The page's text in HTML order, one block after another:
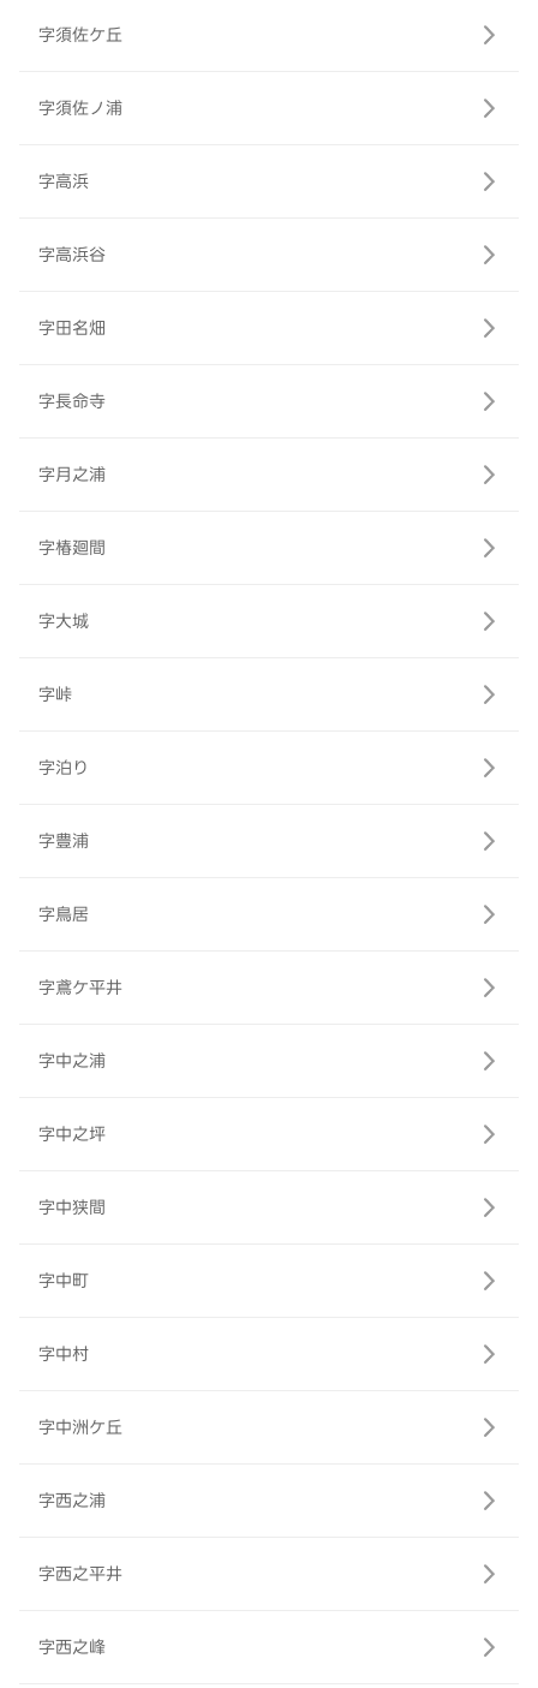
字須佐ケ丘
字須佐ノ浦
字高浜
字高浜谷
字田名畑
字長命寺
字月之浦
字椿廻間
字大城
字峠
字泊り
字豊浦
字鳥居
字鳶ケ平井
字中之浦
字中之坪
字中狭間
字中町
字中村
字中洲ケ丘
字西之浦
字西之平井
字西之峰